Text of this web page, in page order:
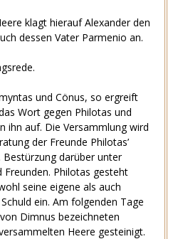
klagt hierauf Alexander den
dessen Vater Parmenio an.
und Cönus, so ergreift
Wort gegen Philotas und
ihn auf. Die Versammlung wird
der Freunde Philotas’
darüber unter
Freunden. Philotas gesteht
seine eigene als auch
ein. Am folgenden Tage
Dimnus bezeichneten
Heere gesteinigt.